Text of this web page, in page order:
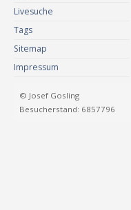
Livesuche
Tags
Sitemap
Impressum
© Josef Gosling
Besucherstand: 6857796